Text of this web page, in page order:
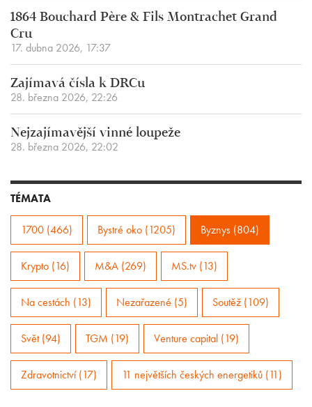
1864 Bouchard Père & Fils Montrachet Grand
Cru
17. dubna 2026, 17:37
Zajímavá čísla k DRCu
28. března 2026, 22:26
Nejzajímavější vinné loupeže
28. března 2026, 22:02
TÉMATA
1700 (466) Bystré oko (1205) Byznys (804)
Krypto (16) M&A (269) MS.tv (13)
Na cestách (13) Nezařazené (5) Soutěž (109)
Svět (94) TGM (19) Venture capital (19)
Zdravotnictví (17) 11 největších českých energetiků (11)